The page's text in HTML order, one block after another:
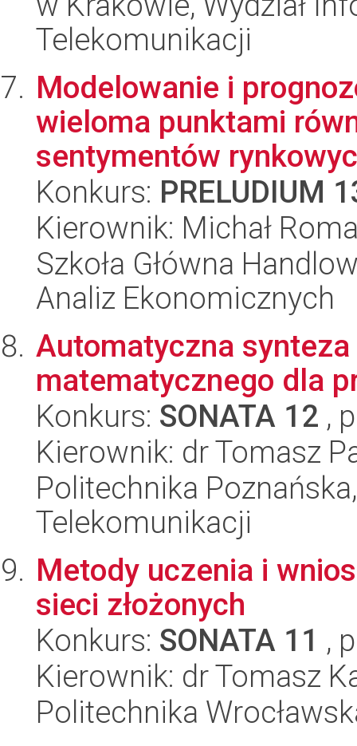
Telekomunikacji
Modelowanie i
wieloma punktami
sentymentów
Konkurs: PRELUDIUM
Kierownik: Michał
Szkoła Główna
Analiz Ekonomicznych
Automatyczna
matematycznego dla
Konkurs: SONATA 12 ,
Kierownik: dr Tomasz
Politechnika
Telekomunikacji
Metody uczenia i
sieci złożonych
Konkurs: SONATA 11 ,
Kierownik: dr Tomasz
Politechnika